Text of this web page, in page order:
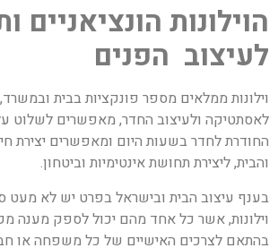
הוילונות הונציאניים
לעיצוב הפנים
וילונות ממלאים מספר פונקציות בבית
לאסתטיקה ולעיצוב החדר, מאפשרים לשלוט על
החודרת לחדר בשעות היום ומאפשרים יצירת
והבית, ליצירת תחושת אינטימיות וביטחון.
בענף עיצוב הבית ובישראל בפרט יש לא מעט
וילונות, אשר כל אחד מהם יכול לספק מענה
בהתאם לצרכים האישיים של כל משפחה או